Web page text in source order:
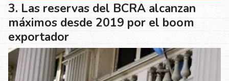
Las reservas del BCRA alcanzan
máximos desde 2019 por el boom
exportador